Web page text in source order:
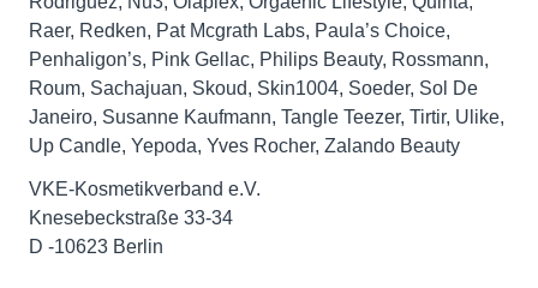
Raer, Redken, Pat Mcgrath Labs, Paula’s Choice,
Penhaligon’s, Pink Gellac, Philips Beauty, Rossmann,
Roum, Sachajuan, Skoud, Skin1004, Soeder, Sol De
Janeiro, Susanne Kaufmann, Tangle Teezer, Tirtir, Ulike,
Up Candle, Yepoda, Yves Rocher, Zalando Beauty
VKE-Kosmetikverband e.V.
Knesebeckstraße 33-34
D -10623 Berlin